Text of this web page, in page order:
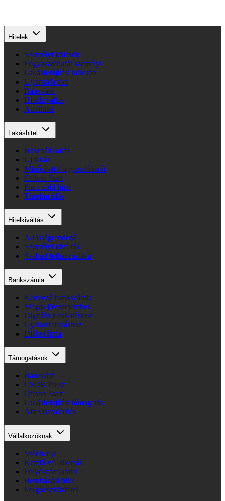
Hitelek
Személyi kölcsön
Fogyasztóbarát személyi
Lakásfelújítási kölcsön
Gyorskölcsön
Babaváró
Hitelkiváltás
Autóhitel
Lakáshitel
Használt lakás
Új lakás
Minősített Fogyasztóbarát
Otthon Start
Piaci zöld hitel
Türelmi idős
Hitelkiváltás
Adósságrendező
Személyi kiváltás
Szabad felhasználású
Bankszámla
Kedvező bankszámla
Magas jövedelemhez
Digitális bankoláshoz
Gyakori utaláshoz
Diákszámla
Támogatások
Babaváró
CSOK Plusz
Otthon Start
Lakásfelújítási támogatás
Áfa visszatérítés
Vállalkozóknak
Széchenyi
Kezdő vállalkozás
Folyószámlahitel
Beruházási hitel
Forgóeszközhitel